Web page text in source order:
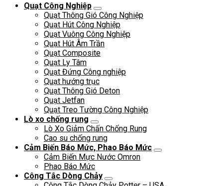
Quạt Công Nghiệp
Quạt Thông Gió Công Nghiệp
Quạt Hút Công Nghiệp
Quạt Vuông Công Nghiệp
Quạt Hút Âm Trần
Quạt Composite
Quạt Ly Tâm
Quạt Đứng Công nghiệp
Quạt hướng trục
Quạt Thông Gió Deton
Quạt Jetfan
Quạt Treo Tường Công Nghiệp
Lò xo chống rung
Lò Xo Giảm Chấn Chống Rung
Cao su chống rung
Cảm Biến Báo Mức, Phao Báo Mức
Cảm Biến Mực Nước Omron
Phao Báo Mức
Công Tắc Dòng Chảy